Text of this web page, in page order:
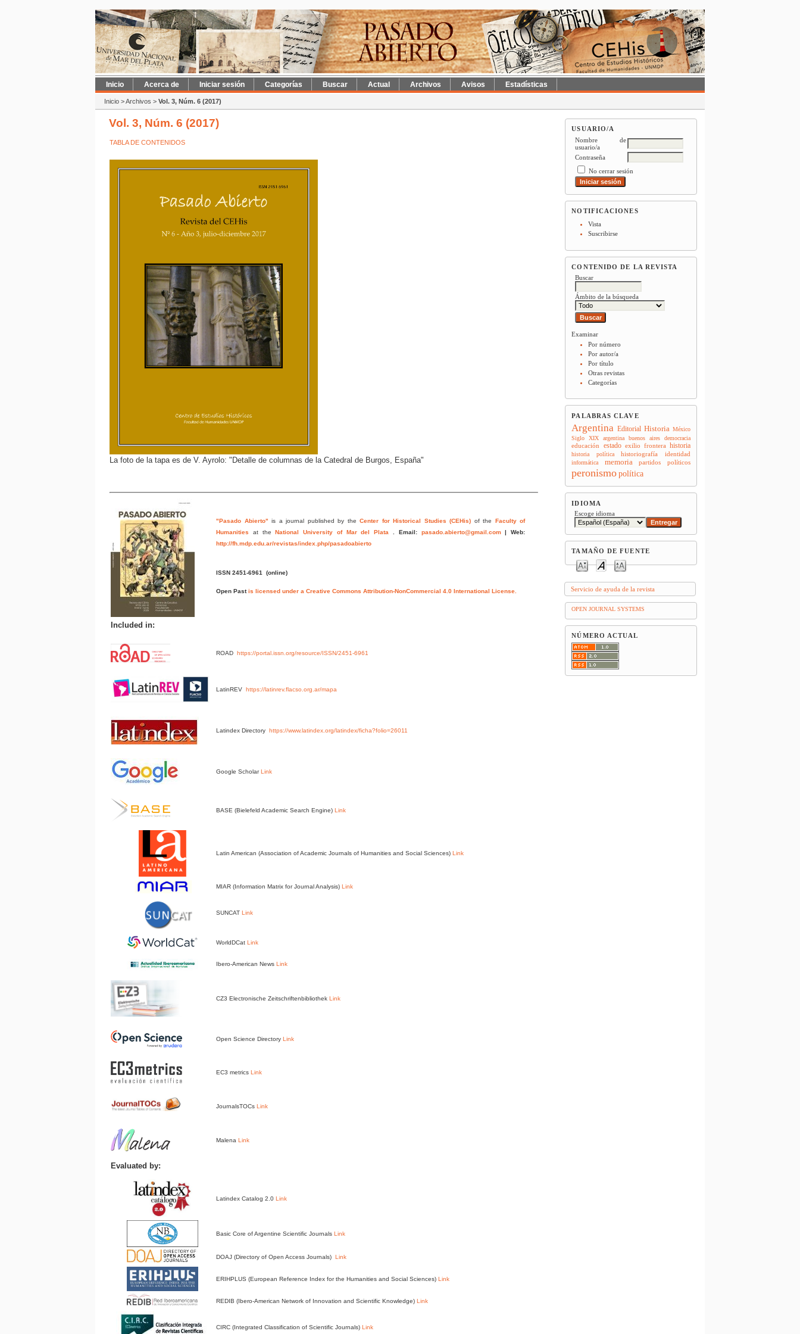
USUARIO/A
Nombre de
usuario/a
Contraseña
No cerrar sesión
NOTIFICACIONES
Vista
Suscribirse
CONTENIDO DE LA REVISTA
Buscar
Ámbito de la búsqueda
Examinar
Por número
Por autor/a
Por título
Otras revistas
Categorías
PALABRAS CLAVE
Argentina Editorial Historia México
Siglo XIX
argentina buenos aires democracia
educación estado exilio frontera historia
historia política historiografía identidad
informática memoria partidos políticos
peronismo política
IDIOMA
Escoge idioma
TAMAÑO DE FUENTE
Servicio de ayuda de la revista
OPEN JOURNAL SYSTEMS
NÚMERO ACTUAL
Inicio Acerca de Iniciar sesión Categorías Buscar Actual Archivos Avisos Estadísticas
Inicio >Archivos > Vol. 3, Núm. 6 (2017)
Vol. 3, Núm. 6 (2017)
TABLA DE CONTENIDOS
La foto de la tapa es de V. Ayrolo: "Detalle de columnas de la Catedral de Burgos, España"
"Pasado Abierto" is a journal published by the Center for Historical Studies (CEHis) of the Faculty of
Humanities at the National University of Mar del Plata Email: pasado.abierto@gmail.com|Web:
http://fh.mdp.edu.ar/revistas/index.php/pasadoabierto
ISSN 2451-6961(online)
Open Pastis licensed under a Creative Commons Attribution-NonCommercial 4.0 International License.
Included in:
ROADhttps://portal.issn.org/resource/ISSN/2451-6961
LatinREVhttps://latinrev.flacso.org.ar/mapa
Latindex Directoryhttps://www.latindex.org/latindex/ficha?folio=26011
Google ScholarLink
BASE (Bielefeld Academic Search Engine)Link
Latin American (Association of Academic Journals of Humanities and Social Sciences)Link
MIAR (Information Matrix for Journal Analysis)Link
SUNCATLink
WorldDCatLink
Ibero-American NewsLink
CZ3 Electronische ZeitschriftenbibliothekLink
Open Science DirectoryLink
EC3 metricsLink
JournalsTOCsLink
MalenaLink
Evaluated by:
Latindex Catalog 2.0Link
Basic Core of Argentine Scientific JournalsLink
DOAJ (Directory of Open Access Journals)Link
ERIHPLUS (European Reference Index for the Humanities and Social Sciences)Link
REDIB (Ibero-American Network of Innovation and Scientific Knowledge)Link
CIRC (Integrated Classification of Scientific Journals)Link